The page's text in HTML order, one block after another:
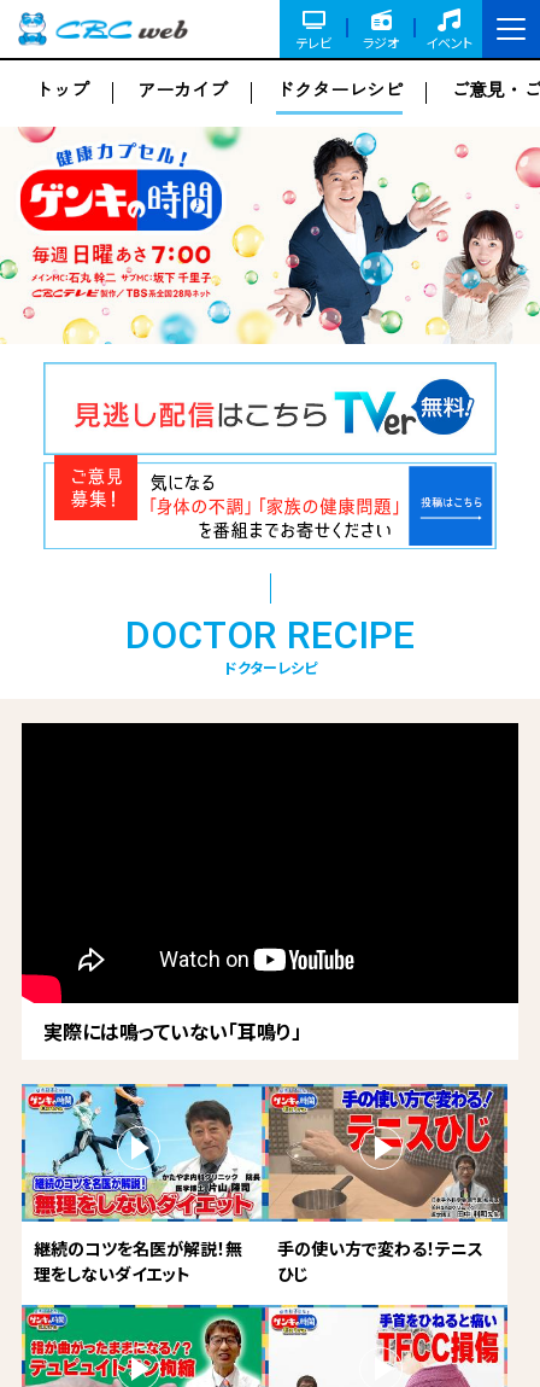
テレビ ラジオ イベント
トップ アーカイブ ドクターレシピ ご意見・
DOCTOR RECIPE
ドクターレシピ
実際には鳴っていない「耳鳴り」
継続のコツを名医が解説！無
理をしないダイエット
手の使い方で変わる！テニス
ひじ